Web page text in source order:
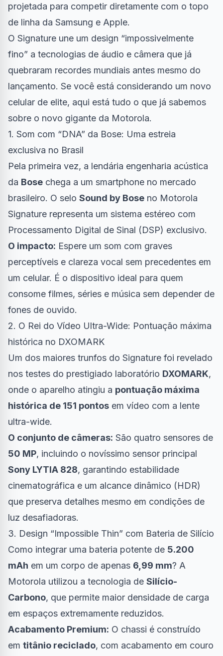
projetada para competir diretamente com o topo
de linha da Samsung e Apple.
O Signature une um design “impossivelmente
fino” a tecnologias de áudio e câmera que já
quebraram recordes mundiais antes mesmo do
lançamento. Se você está considerando um novo
celular de elite, aqui está tudo o que já sabemos
sobre o novo gigante da Motorola.
1. Som com “DNA” da Bose: Uma estreia
exclusiva no Brasil
Pela primeira vez, a lendária engenharia acústica
da Bose chega a um smartphone no mercado
brasileiro. O selo Sound by Bose no Motorola
Signature representa um sistema estéreo com
Processamento Digital de Sinal (DSP) exclusivo.
O impacto: Espere um som com graves
perceptíveis e clareza vocal sem precedentes em
um celular. É o dispositivo ideal para quem
consome filmes, séries e música sem depender de
fones de ouvido.
2. O Rei do Vídeo Ultra-Wide: Pontuação máxima
histórica no DXOMARK
Um dos maiores trunfos do Signature foi revelado
nos testes do prestigiado laboratório DXOMARK,
onde o aparelho atingiu a pontuação máxima
histórica de 151 pontos em vídeo com a lente
ultra-wide.
O conjunto de câmeras: São quatro sensores de
50 MP, incluindo o novíssimo sensor principal
Sony LYTIA 828, garantindo estabilidade
cinematográfica e um alcance dinâmico (HDR)
que preserva detalhes mesmo em condições de
luz desafiadoras.
3. Design “Impossible Thin” com Bateria de Silício
Como integrar uma bateria potente de 5.200
mAh em um corpo de apenas 6,99 mm? A
Motorola utilizou a tecnologia de Silício-
Carbono, que permite maior densidade de carga
em espaços extremamente reduzidos.
Acabamento Premium: O chassi é construído
em titânio reciclado, com acabamento em couro